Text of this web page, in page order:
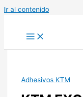
Ir al contenido
Adhesivos KTM